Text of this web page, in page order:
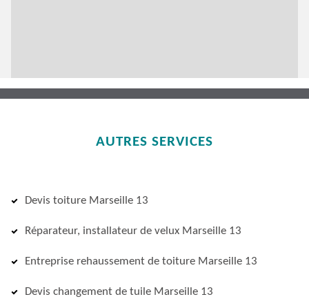
AUTRES SERVICES
Devis toiture Marseille 13
Réparateur, installateur de velux Marseille 13
Entreprise rehaussement de toiture Marseille 13
Devis changement de tuile Marseille 13